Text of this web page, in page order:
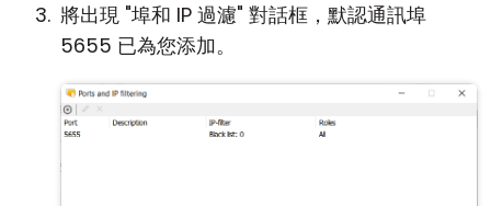
將出現 "埠和 IP 過濾" 對話框，默認通訊埠
5655 已為您添加。